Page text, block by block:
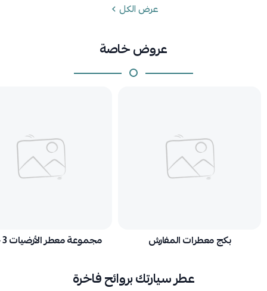
عرض الكل
عروض خاصة
بكج معطرات المفارش مجموعة معطر الأرضيات 3 حبات
عطر سيارتك بروائح فاخرة